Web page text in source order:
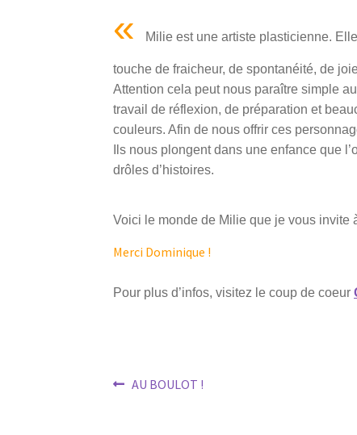
« Milie est une artiste plasticienne.
touche de fraicheur, de spontanéité, de
Attention cela peut nous paraître simple
travail de réflexion, de préparation et
couleurs. Afin de nous offrir ces
Ils nous plongent dans une enfance que
drôles d’histoires.
Voici le monde de Milie que je vous invite
Merci Dominique !
Pour plus d’infos, visitez le coup de coeur
Navigation
Article
AU BOULOT !